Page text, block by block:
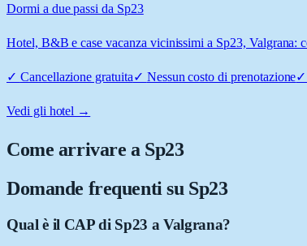
Dormi a due passi da Sp23
Hotel, B&B e case vacanza vicinissimi a Sp23, Valgrana:
✓ Cancellazione gratuita✓ Nessun costo di prenotazione
Vedi gli hotel →
Come arrivare a Sp23
Domande frequenti su Sp23
Qual è il CAP di Sp23 a Valgrana?